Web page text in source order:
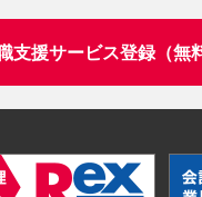
支援サービス登録（無